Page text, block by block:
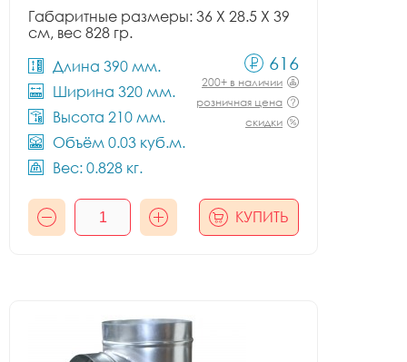
Габаритные размеры: 36 X 28.5 X 39
см, вес 828 гр.
Длина 390 мм.
Ширина 320 мм.
Высота 210 мм.
Объём 0.03 куб.м.
Вес: 0.828 кг.
616
200+ в наличии
розничная цена
скидки
КУПИТЬ